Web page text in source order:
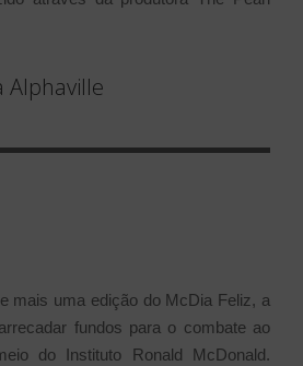
Alphaville
mais uma edição do McDia Feliz, a
fundos para o combate ao
do Instituto Ronald McDonald.